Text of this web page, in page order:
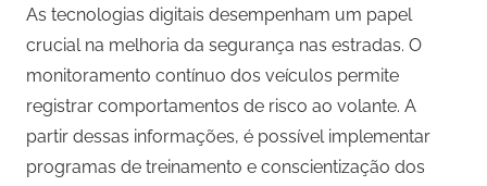
As tecnologias digitais desempenham um papel
crucial na melhoria da segurança nas estradas. O
monitoramento contínuo dos veículos permite
registrar comportamentos de risco ao volante. A
partir dessas informações, é possível implementar
programas de treinamento e conscientização dos